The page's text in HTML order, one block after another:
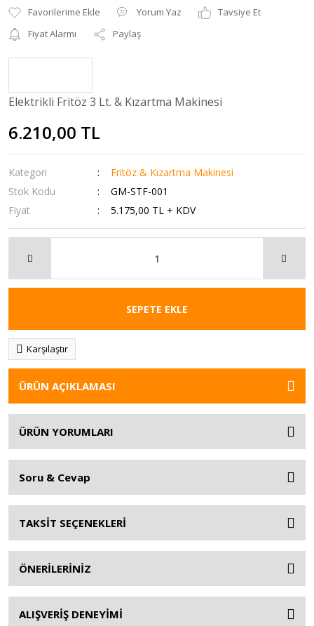
Yorum Yaz
Tavsiye Et
Fiyat Alarmı
Paylaş
Elektrikli Fritöz 3 Lt. & Kızartma Makinesi
6.210,00 TL
Kategori
Fritöz & Kızartma Makinesi
Stok Kodu
GM-STF-001
Fiyat
5.175,00 TL + KDV
SEPETE EKLE
Karşılaştır
ÜRÜN AÇIKLAMASI
ÜRÜN YORUMLARI
Soru & Cevap
TAKSİT SEÇENEKLERİ
ÖNERİLERİNİZ
ALIŞVERİŞ DENEYİMİ